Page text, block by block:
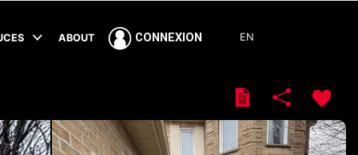
ABOUT CONNEXION EN